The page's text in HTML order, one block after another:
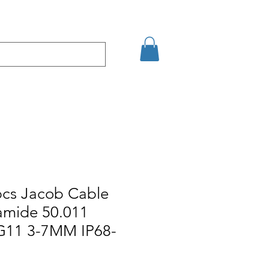
Jacob Cable
50.011
3-7MM IP68-